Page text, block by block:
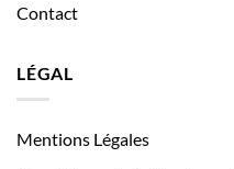
Contact
LÉGAL
Mentions Légales